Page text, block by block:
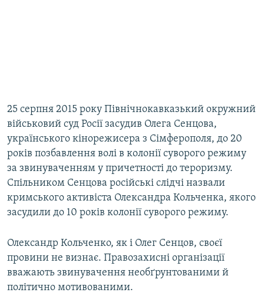
25 серпня 2015 року Північнокавказький окружний
військовий суд Росії засудив Олега Сенцова,
українського кінорежисера з Сімферополя, до 20
років позбавлення волі в колонії суворого режиму
за звинуваченням у причетності до тероризму.
Спільником Сенцова російські слідчі назвали
кримського активіста Олександра Кольченка, якого
засудили до 10 років колонії суворого режиму.
Олександр Кольченко, як і Олег Сенцов, своєї
провини не визнає. Правозахисні організації
вважають звинувачення необґрунтованими й
політично мотивованими.